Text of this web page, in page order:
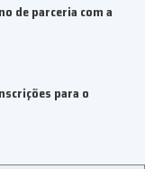
de parceria com a
para o